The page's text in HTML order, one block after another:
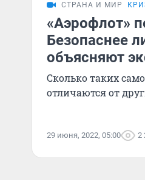
СТРАНА И МИР
«Аэрофлот»
Безопаснее
объясняют
Сколько таких
отличаются от
29 июня, 2022, 05:00 2